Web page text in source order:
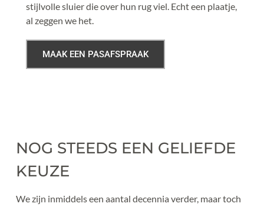
stijlvolle sluier die over hun rug viel. Echt een plaatje,
al zeggen we het.
MAAK EEN PASAFSPRAAK
NOG STEEDS EEN GELIEFDE
KEUZE
We zijn inmiddels een aantal decennia verder, maar toch